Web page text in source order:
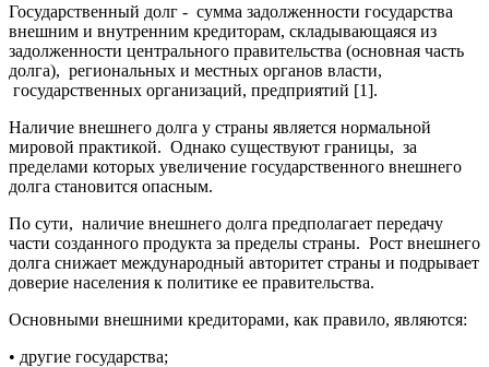
Государственный долг - сумма задолженности государства
внешним и внутренним кредиторам, складывающаяся из
задолженности центрального правительства (основная часть
долга), региональных и местных органов власти,
государственных организаций, предприятий [1].
Наличие внешнего долга у страны является нормальной
мировой практикой. Однако существуют границы, за
пределами которых увеличение государственного внешнего
долга становится опасным.
По сути, наличие внешнего долга предполагает передачу
части созданного продукта за пределы страны. Рост внешнего
долга снижает международный авторитет страны и подрывает
доверие населения к политике ее правительства.
Основными внешними кредиторами, как правило, являются:
• другие государства;